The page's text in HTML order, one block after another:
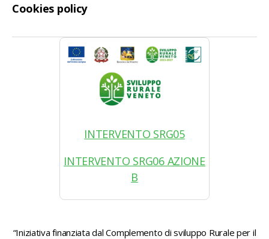
Cookies policy
INTERVENTO SRG05
INTERVENTO SRG06 AZIONE
B
“Iniziativa finanziata dal Complemento di sviluppo Rurale per il